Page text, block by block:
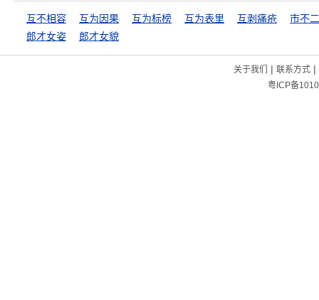
互不相容 互为因果 互为标榜 互为表里 互剥痛疮
市不
郎才女姿
郎才女貌
关于我们 | 联系方式|
粤ICP备